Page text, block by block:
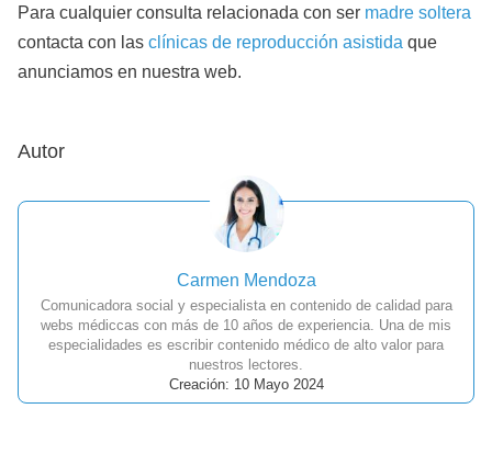
Para cualquier consulta relacionada con ser madre soltera
contacta con las clínicas de reproducción asistida que
anunciamos en nuestra web.
Autor
Carmen Mendoza
Comunicadora social y especialista en contenido de calidad para
webs médiccas con más de 10 años de experiencia. Una de mis
especialidades es escribir contenido médico de alto valor para
nuestros lectores.
Creación: 10 Mayo 2024